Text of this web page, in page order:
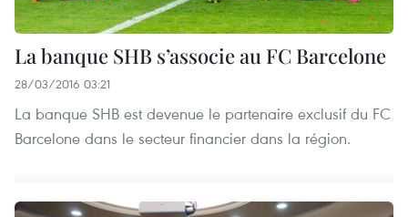
La banque SHB s’associe au FC Barcelone
28/03/2016 03:21
La banque SHB est devenue le partenaire exclusif du FC
Barcelone dans le secteur financier dans la région.